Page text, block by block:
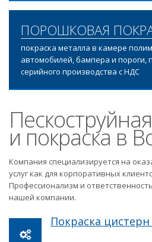
ПОРОШКОВАЯ
покраска металла в камере
автомобилей, бампера и пороги,
серийного производства с НДС
и покраска в
Компания специализируется на
услуг как для корпоративных
Профессионализм и
нашей компании.
Покраска